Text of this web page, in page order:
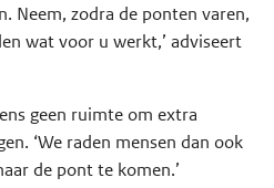
Neem, zodra de ponten varen,
wat voor u werkt,’ adviseert
geen ruimte om extra
‘We raden mensen dan ook
de pont te komen.’